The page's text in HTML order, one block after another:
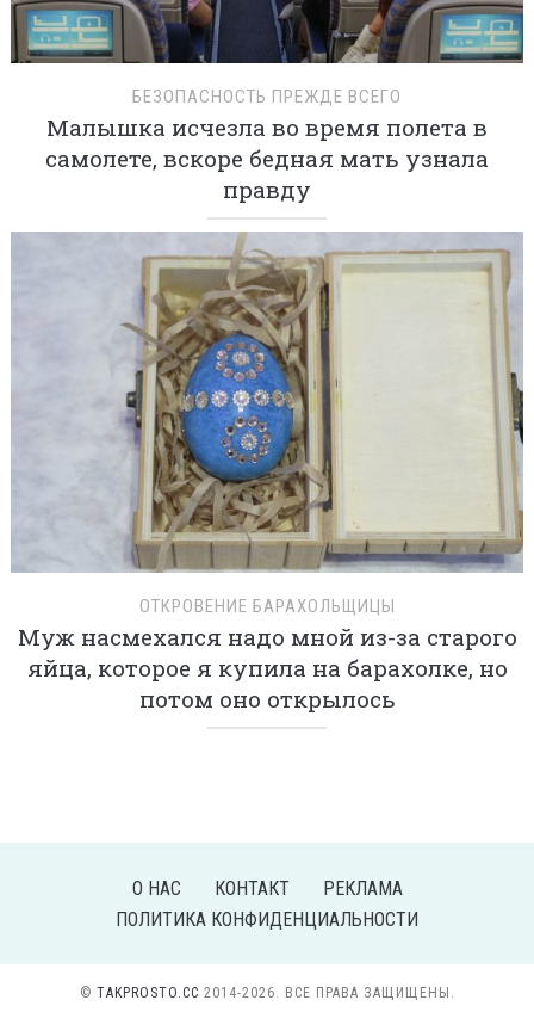
БЕЗОПАСНОСТЬ ПРЕЖДЕ ВСЕГО
Малышка исчезла во время полета в
самолете, вскоре бедная мать узнала
правду
ОТКРОВЕНИЕ БАРАХОЛЬЩИЦЫ
Муж насмехался надо мной из-за старого
яйца, которое я купила на барахолке, но
потом оно открылось
О НАС КОНТАКТ
РЕКЛАМА
ПОЛИТИКА КОНФИДЕНЦИАЛЬНОСТИ
© TAKPROSTO.CC 2014-2026. ВСЕ ПРАВА ЗАЩИЩЕНЫ.